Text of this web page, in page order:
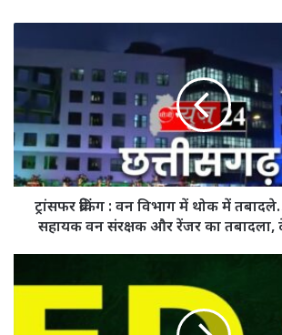
:
वन
विभाग
में
थोक
में
तबादले….100
अधिक
ट्रांसफर ब्रेकिंग : वन विभाग में थोक में
सहायक वन संरक्षक और रेंजर का तबादला,
पाठ्य